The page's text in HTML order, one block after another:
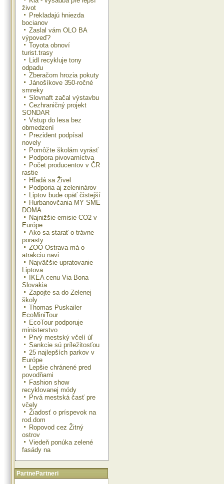
život
Prekladajú hniezda
bocianov
Zaslal vám OLO BA
výpoveď?
Toyota obnoví
turist.trasy
Lidl recykluje tony
odpadu
Zberačom hrozia pokuty
Jánošíkove 350-ročné
smreky
Slovnaft začal výstavbu
Cezhraničný projekt
SONDAR
Vstup do lesa bez
obmedzení
Prezident podpísal
novely
Pomôžte školám vyrásť
Podpora pivovarníctva
Počet producentov v ČR
rastie
Hľadá sa Živel
Podporia aj zeleninárov
Liptov bude opäť čistejší
Hurbanovčania MY SME
DOMA
Najnižšie emisie CO2 v
Európe
Ako sa starať o trávne
porasty
ZOO Ostrava má o
atrakciu navi
Najväčšie upratovanie
Liptova
IKEA cenu Via Bona
Slovakia
Zapojte sa do Zelenej
školy
Thomas Puskailer
EcoMiniTour
EcoTour podporuje
ministerstvo
Prvý mestský včelí úľ
Sankcie sú príležitosťou
25 najlepších parkov v
Európe
Lepšie chránené pred
povodňami
Fashion show
recyklovanej módy
Prvá mestská časť pre
včely
Žiadosť o príspevok na
rod.dom
Ropovod cez Žitný
ostrov
Viedeň ponúka zelené
fasády na
PartnePartneri